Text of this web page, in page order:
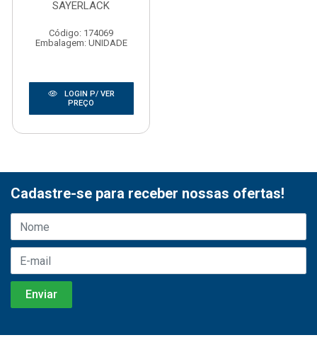
SAYERLACK
Código: 174069
Embalagem: UNIDADE
LOGIN P/ VER
PREÇO
Cadastre-se para receber nossas ofertas!